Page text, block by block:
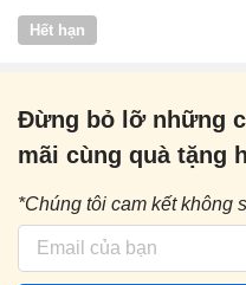
Vntrip
Hết hạn
Đừng bỏ lỡ những
mãi cùng quà tặng
*Chúng tôi cam kết không